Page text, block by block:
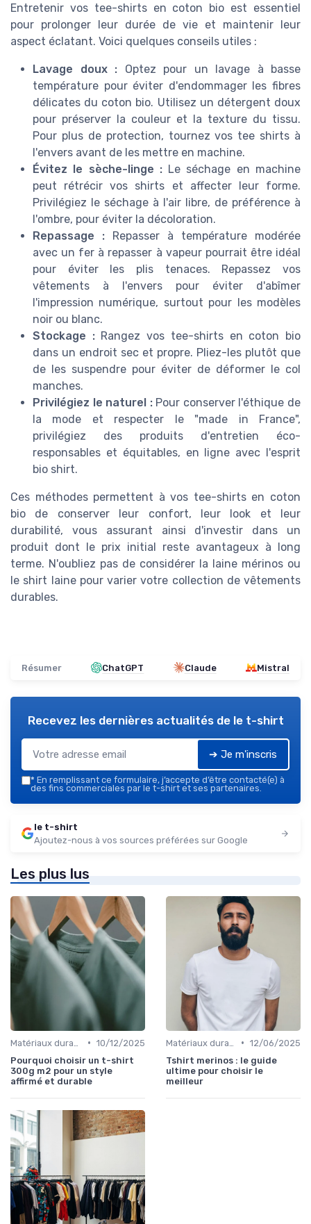
Entretenir vos tee-shirts en coton bio est essentiel
pour prolonger leur durée de vie et maintenir leur
aspect éclatant. Voici quelques conseils utiles :
Lavage doux : Optez pour un lavage à basse
température pour éviter d'endommager les fibres
délicates du coton bio. Utilisez un détergent doux
pour préserver la couleur et la texture du tissu.
Pour plus de protection, tournez vos tee shirts à
l'envers avant de les mettre en machine.
Évitez le sèche-linge :Le séchage en machine
peut rétrécir vos shirts et affecter leur forme.
Privilégiez le séchage à l'air libre, de préférence à
l'ombre, pour éviter la décoloration.
Repassage : Repasser à température modérée
avec un fer à repasser à vapeur pourrait être idéal
pour éviter les plis tenaces. Repassez vos
vêtements à l'envers pour éviter d'abîmer
l'impression numérique, surtout pour les modèles
noir ou blanc.
Stockage :Rangez vos tee-shirts en coton bio
dans un endroit sec et propre. Pliez-les plutôt que
de les suspendre pour éviter de déformer le col
manches.
Privilégiez le naturel :Pour conserver l'éthique de
la mode et respecter le "made in France",
privilégiez des produits d'entretien éco-
responsables et équitables, en ligne avec l'esprit
bio shirt.
Ces méthodes permettent à vos tee-shirts en coton
bio de conserver leur confort, leur look et leur
durabilité, vous assurant ainsi d'investir dans un
produit dont le prix initial reste avantageux à long
terme. N'oubliez pas de considérer la laine mérinos ou
le shirt laine pour varier votre collection de vêtements
durables.
Résumer ChatGPT Claude Mistral
Recevez les dernières actualités de le t-shirt
➔ Je m'inscris
* En remplissant ce formulaire, j’accepte d’être contacté(e) à
des fins commerciales par le t-shirt et ses partenaires.
le t-shirt
Ajoutez-nous à vos sources préférées sur Google
Les plus lus
• 10/12/2025
Pourquoi choisir un t-shirt
300g m2 pour un style
affirmé et durable
• 12/06/2025
Tshirt merinos : le guide
ultime pour choisir le
meilleur